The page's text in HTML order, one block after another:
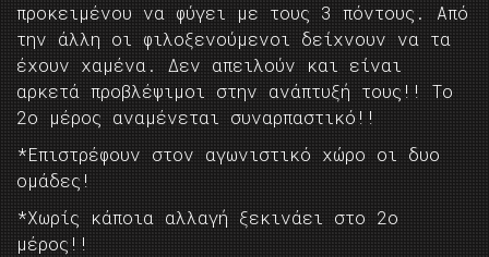
προκειμένου να φύγει με τους 3 πόντους. Από
την άλλη οι φιλοξενούμενοι δείχνουν να τα
έχουν χαμένα. Δεν απειλούν και είναι
αρκετά προβλέψιμοι στην ανάπτυξή τους!! Το
2ο μέρος αναμένεται συναρπαστικό!!
*Επιστρέφουν στον αγωνιστικό χώρο οι δυο
ομάδες!
*Χωρίς κάποια αλλαγή ξεκινάει στο 2ο
μέρος!!